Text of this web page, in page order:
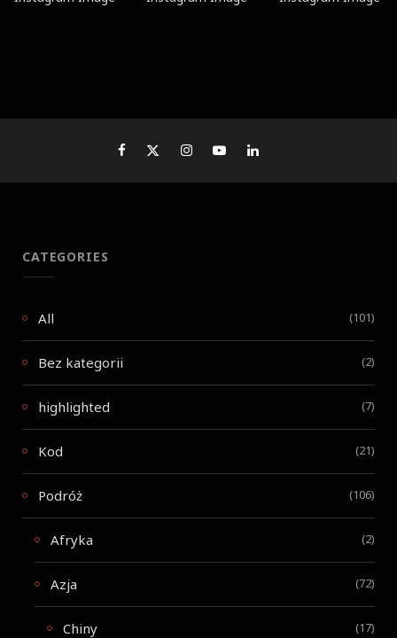
CATEGORIES
All (101)
Bez kategorii (2)
highlighted (7)
Kod (21)
Podróż (106)
Afryka (2)
Azja (72)
Chiny (17)